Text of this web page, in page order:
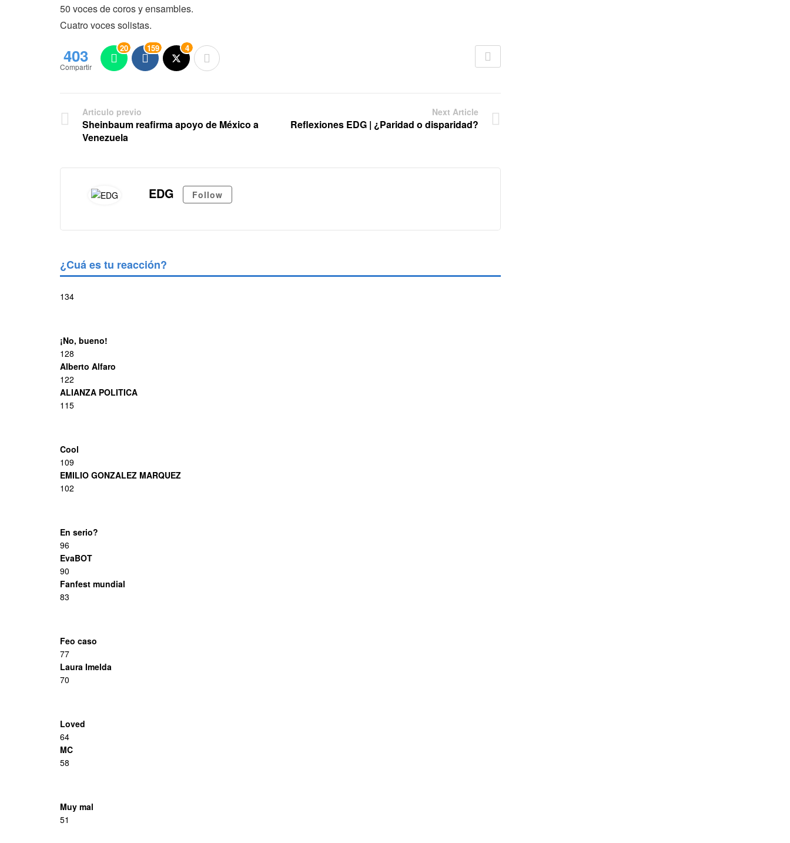
50 voces de coros y ensambles.
Cuatro voces solistas.
403
Compartir
20 159 4
Articulo previo
Sheinbaum reafirma apoyo de México a
Venezuela
Next Article
Reflexiones EDG | ¿Paridad o disparidad?
EDG Follow
¿Cuá es tu reacción?
134
¡No, bueno!
128
Alberto Alfaro
122
ALIANZA POLITICA
115
Cool
109
EMILIO GONZALEZ MARQUEZ
102
En serio?
96
EvaBOT
90
Fanfest mundial
83
Feo caso
77
Laura Imelda
70
Loved
64
MC
58
Muy mal
51